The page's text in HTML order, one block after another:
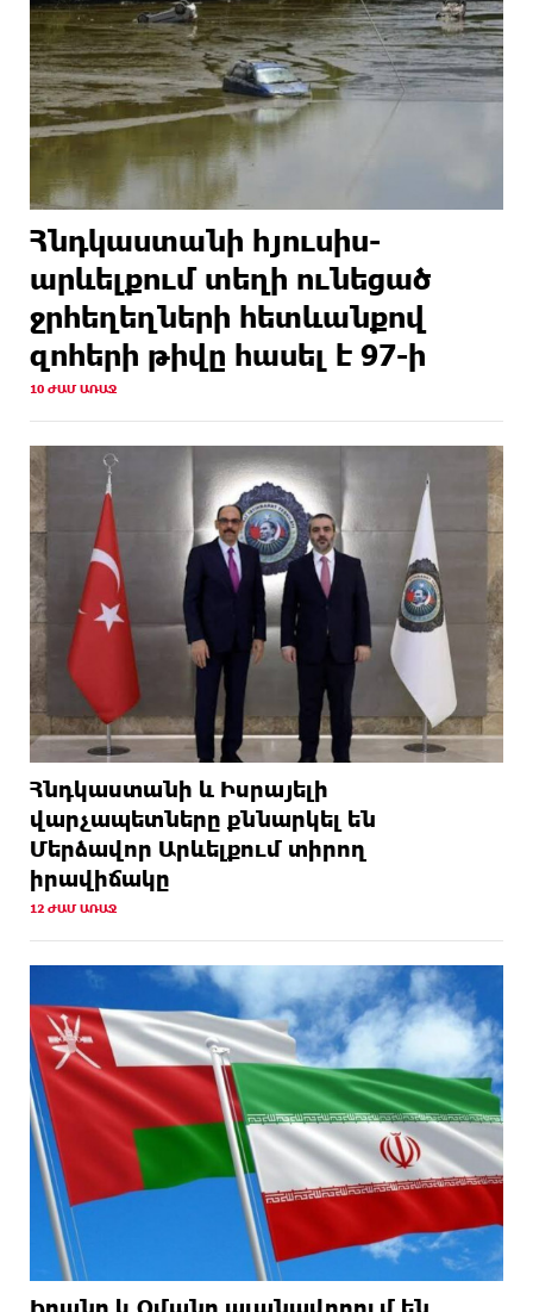
Հնդկաստանի հյուսիս-
արևելքում տեղի ունեցած
ջրհեղեղների հետևանքով
զոհերի թիվը հասել է 97-ի
10 ԺԱՄ ԱՌԱՋ
Հնդկաստանի և Իսրայելի
վարչապետները քննարկել են
Մերձավոր Արևելքում տիրող
իրավիճակը
12 ԺԱՄ ԱՌԱՋ